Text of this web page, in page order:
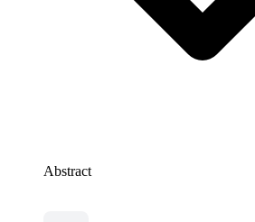
Abstract